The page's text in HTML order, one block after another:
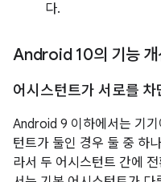
다.
Android 10의 기능 개
어시스턴트가 서로를 차
Android 9 이하에서는 기
턴트가 둘인 경우 둘 중 하
라서 두 어시스턴트 간에